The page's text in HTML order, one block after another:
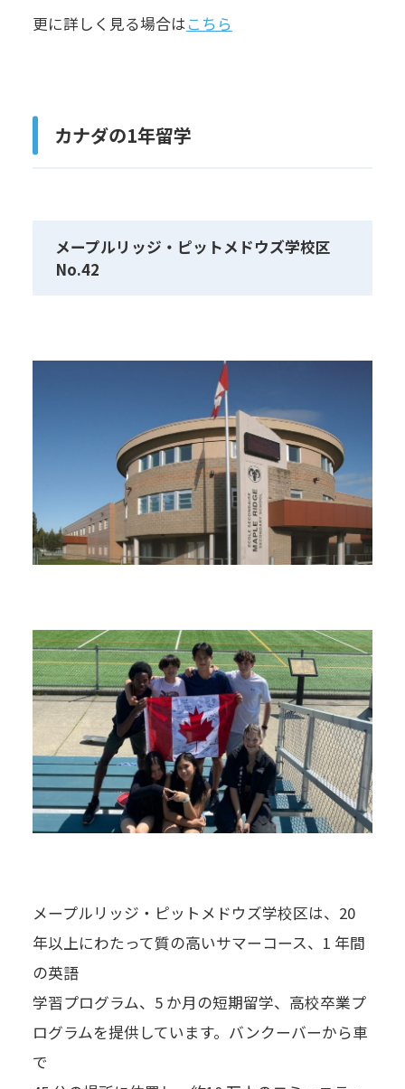
更に詳しく見る場合はこちら
カナダの1年留学
メープルリッジ・ピットメドウズ学校区
No.42
メープルリッジ・ピットメドウズ学校区は、20
年以上にわたって質の高いサマーコース、1 年間
の英語
学習プログラム、5 か月の短期留学、高校卒業プ
ログラムを提供しています。バンクーバーから車
で